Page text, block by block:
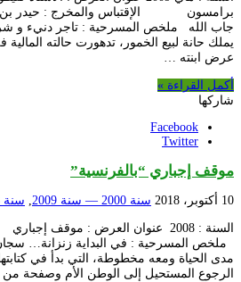
برامسون الإقتباس والمخرج : حيدر بن
جاب الله ملخص المسرحية : تاجر دنيء و
يملك حانة لبيع الخمور، تدهورت حالته المالية
عرض ابنته …
أكمل القراءة »
شاركها
Facebook
Twitter
موقف إجباري “بالفرنسية”
10 أكتوبر، 2018 سنة 2000 — سنة 2009 , سنة 2008
السنة : 2008 عنوان العرض :
ملخص المسرحية : في البداية زنزانة…
الرجوع المستحيل إلى الوطن الأم وصفحة من